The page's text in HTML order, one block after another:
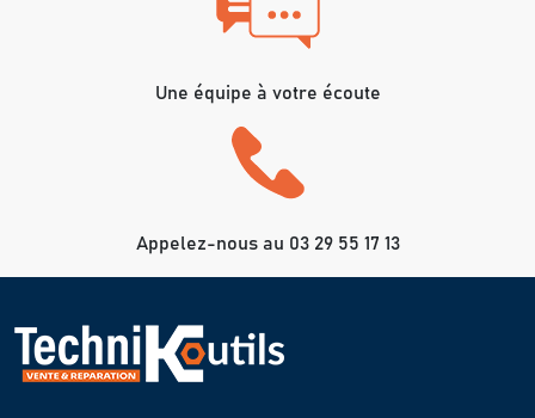
Une équipe à votre écoute
Appelez-nous au 03 29 55 17 13